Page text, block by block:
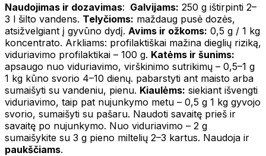
Naudojimas ir dozavimas: Galvijams: 250 g ištirpinti 2–
3 l šilto vandens. Telyčioms: maždaug pusė dozės,
atsižvelgiant į gyvūno dydį. Avims ir ožkoms: 0,5 g / 1 kg
koncentrato. Arkliams: profilaktiškai mažina dieglių riziką,
viduriavimo profilaktikai – 100 g. Katėms ir šunims:
apsaugo nuo viduriavimo, virškinimo sutrikimų – 0,5–1 g
1 kg kūno svorio 4–10 dienų. pabarstyti ant maisto arba
sumaišyti su vandeniu, pienu. Kiaulėms: siekiant išvengti
viduriavimo, taip pat nujunkymo metu – 0,5 g 1 kg gyvojo
svorio, sumaišyti su pašaru. Naudoti savaitę prieš ir
savaitę po nujunkymo. Nuo viduriavimo – 2 g
sumaišykite su 3 g pieno miltelių 2–3 kartus. Naudoja ir
paukščiams.